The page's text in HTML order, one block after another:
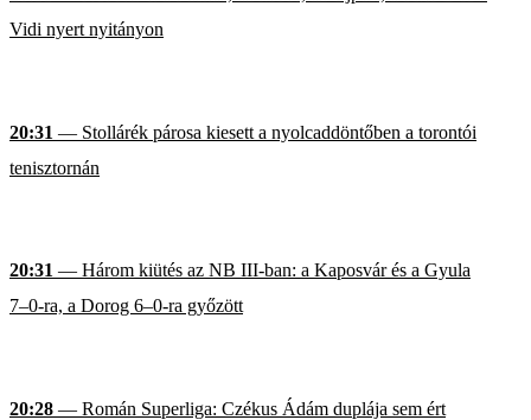
Vidi nyert nyitányon
20:31 — Stollárék párosa kiesett a nyolcaddöntőben a torontói
tenisztornán
20:31 — Három kiütés az NB III-ban: a Kaposvár és a Gyula
7–0-ra, a Dorog 6–0-ra győzött
20:28 — Román Superliga: Czékus Ádám duplája sem ért